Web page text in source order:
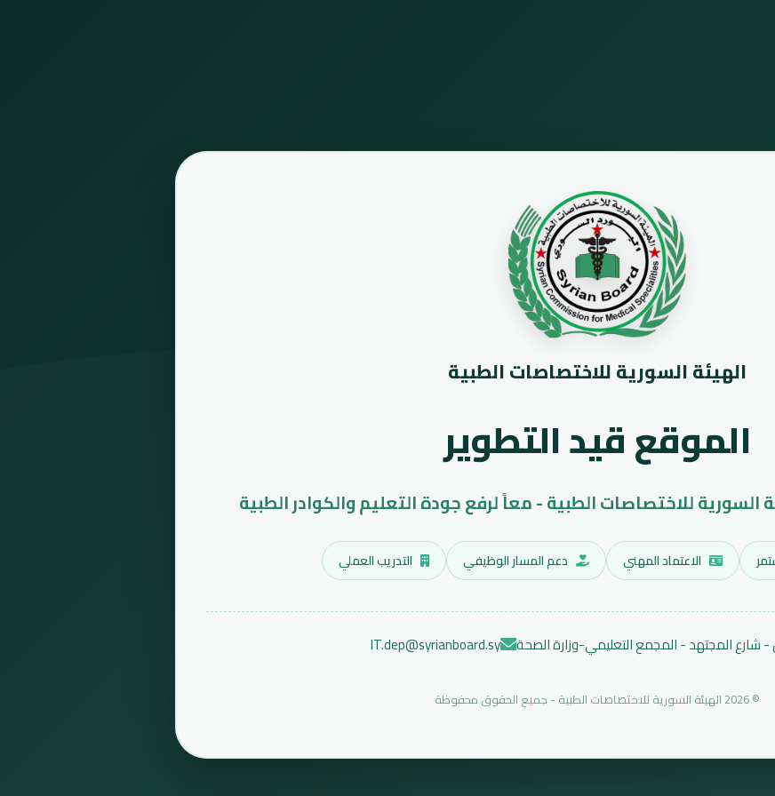
الهيئة السورية للاختصاصات الطبية
الموقع قيد التطوير
السورية للاختصاصات الطبية - معاً لرفع جودة التعليم والكوادر الطبية
الاعتماد المهني دعم المسار الوظيفي التدريب العملي
المجتهد - المجمع التعليمي-وزارة الصحة IT.dep@syrianboard.sy
© 2026 الهيئة السورية للاختصاصات الطبية - جميع الحقوق محفوظة